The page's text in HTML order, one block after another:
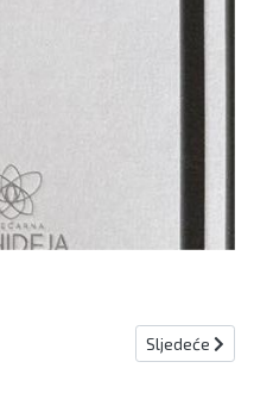
Sljedeći
Sljedeće